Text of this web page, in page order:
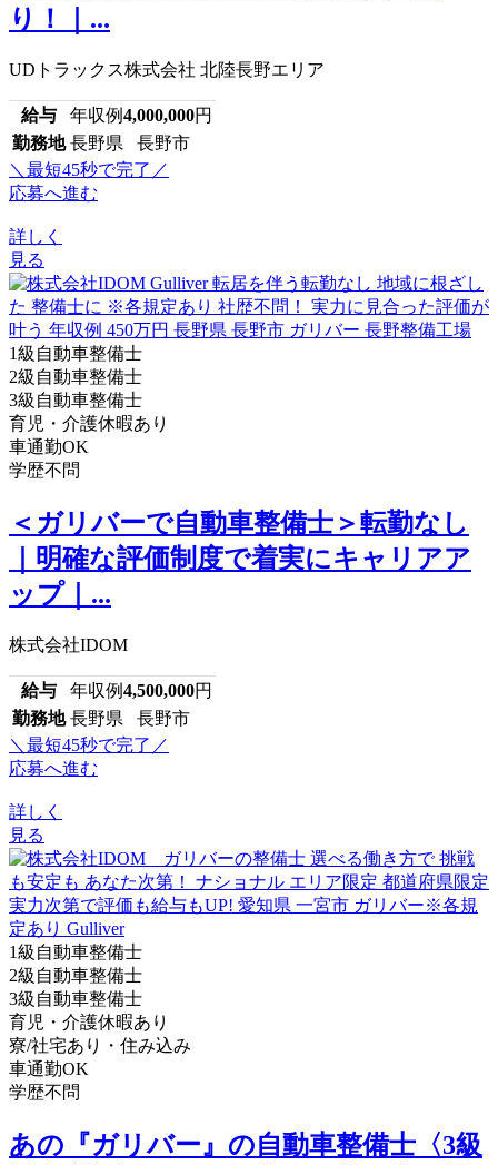
り！｜...
UDトラックス株式会社 北陸長野エリア
給与 年収例4,000,000円
勤務地 長野県 長野市
＼最短45秒で完了／
応募へ進む
詳しく
見る
1級自動車整備士
2級自動車整備士
3級自動車整備士
育児・介護休暇あり
車通勤OK
学歴不問
＜ガリバーで自動車整備士＞転勤なし
｜明確な評価制度で着実にキャリアア
ップ｜...
株式会社IDOM
給与 年収例4,500,000円
勤務地 長野県 長野市
＼最短45秒で完了／
応募へ進む
詳しく
見る
1級自動車整備士
2級自動車整備士
3級自動車整備士
育児・介護休暇あり
寮/社宅あり・住み込み
車通勤OK
学歴不問
あの『ガリバー』の自動車整備士〈3級